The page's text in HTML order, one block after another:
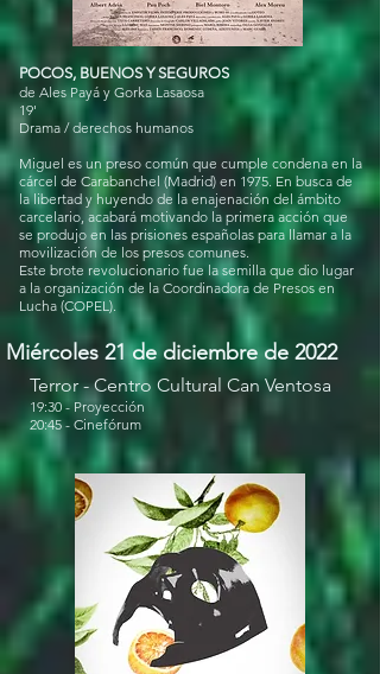
POCOS, BUENOS Y SEGUROS
de Ales Payá y Gorka Lasaosa
19'
Drama / derechos humanos
Miguel es un preso común que cumple condena en la
cárcel de Carabanchel (Madrid) en 1975. En busca de
la libertad y huyendo de la enajenación del ámbito
carcelario, acabará motivando la primera acción que
se produjo en las prisiones españolas para llamar a la
movilización de los presos comunes.
Este brote revolucionario fue la semilla que dio lugar
a la organización de la Coordinadora de Presos en
Lucha (COPEL).
Miércoles 21 de diciembre de 2022
Terror - Centro Cultural Can Ventosa
19:30 - Proyección
20:45 - Cinefórum